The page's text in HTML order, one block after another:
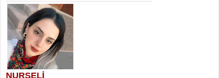
NURSELİ